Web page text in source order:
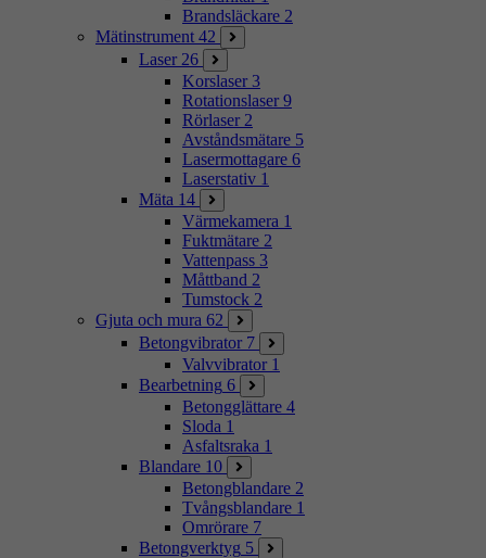
Brandsläckare 2
Mätinstrument 42
Laser 26
Korslaser 3
Rotationslaser 9
Rörlaser 2
Avståndsmätare 5
Lasermottagare 6
Laserstativ 1
Mäta 14
Värmekamera 1
Fuktmätare 2
Vattenpass 3
Måttband 2
Tumstock 2
Gjuta och mura 62
Betongvibrator 7
Valvvibrator 1
Bearbetning 6
Betongglättare 4
Sloda 1
Asfaltsraka 1
Blandare 10
Betongblandare 2
Tvångsblandare 1
Omrörare 7
Betongverktyg 5